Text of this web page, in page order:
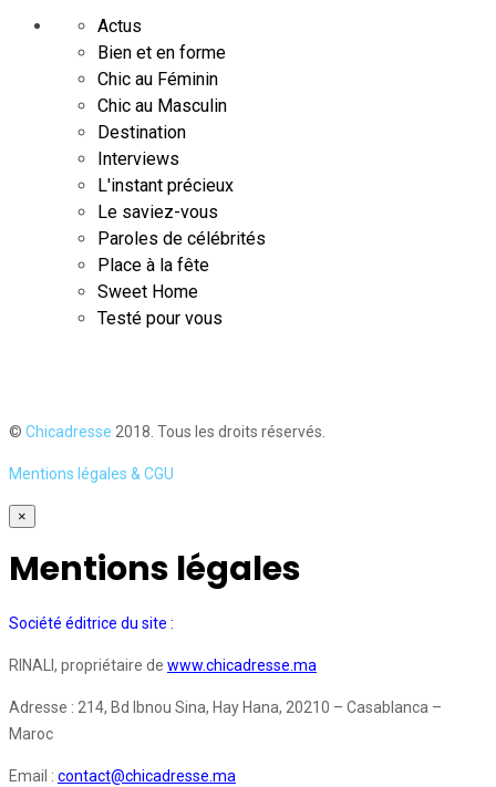
Actus
Bien et en forme
Chic au Féminin
Chic au Masculin
Destination
Interviews
L'instant précieux
Le saviez-vous
Paroles de célébrités
Place à la fête
Sweet Home
Testé pour vous
© Chicadresse 2018. Tous les droits réservés.
Mentions légales & CGU
×
Mentions légales
Société éditrice du site :
RINALI, propriétaire de www.chicadresse.ma
Adresse : 214, Bd Ibnou Sina, Hay Hana, 20210 – Casablanca –
Maroc
Email : contact@chicadresse.ma